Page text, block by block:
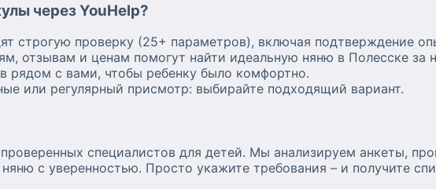
через YouHelp?
строгую проверку (25+ параметров), включая подтверждение
отзывам и ценам помогут найти идеальную няню в Полесске за
рядом с вами, чтобы ребенку было комфортно.
или регулярный присмотр: выбирайте подходящий вариант.
специалистов для детей. Мы анализируем анкеты,
с уверенностью. Просто укажите требования – и получите